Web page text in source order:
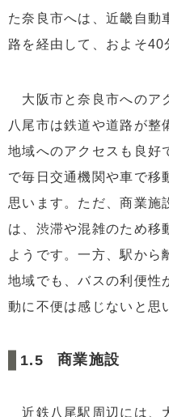
た奈良市へは、近畿自動
路を経由して、およそ40
大阪市と奈良市へのア
八尾市は鉄道や道路が整
地域へのアクセスも良好
で毎日交通機関や車で移
思います。ただ、商業施
は、渋滞や混雑のため移
ようです。一方、駅から
地域でも、バスの利便性
動に不便は感じないと思
商業施設
近鉄八尾駅周辺には、